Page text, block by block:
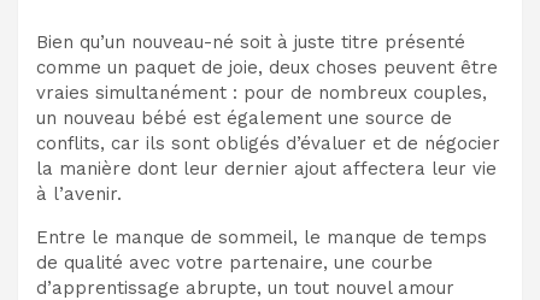
Bien qu’un nouveau-né soit à juste titre présenté
comme un paquet de joie, deux choses peuvent être
vraies simultanément : pour de nombreux couples,
un nouveau bébé est également une source de
conflits, car ils sont obligés d’évaluer et de négocier
la manière dont leur dernier ajout affectera leur vie
à l’avenir.
Entre le manque de sommeil, le manque de temps
de qualité avec votre partenaire, une courbe
d’apprentissage abrupte, un tout nouvel amour